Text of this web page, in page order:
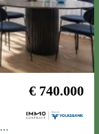
€ 740.000